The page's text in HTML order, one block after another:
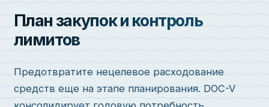
План закупок и контроль
лимитов
Предотвратите нецелевое расходование
средств еще на этапе планирования. DOC-V